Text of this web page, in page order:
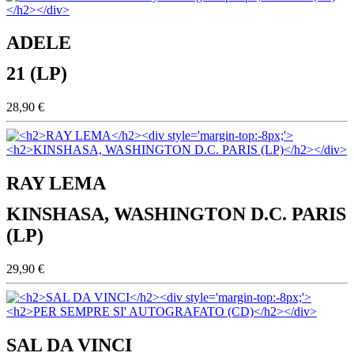
ADELE
21 (LP)
28,90 €
RAY LEMA
KINSHASA, WASHINGTON D.C. PARIS
(LP)
29,90 €
SAL DA VINCI